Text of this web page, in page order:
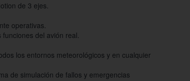
de 3 ejes.
operativas.
del avión real.
los entornos meteorológicos y en cualquier
de simulación de fallos y emergencias